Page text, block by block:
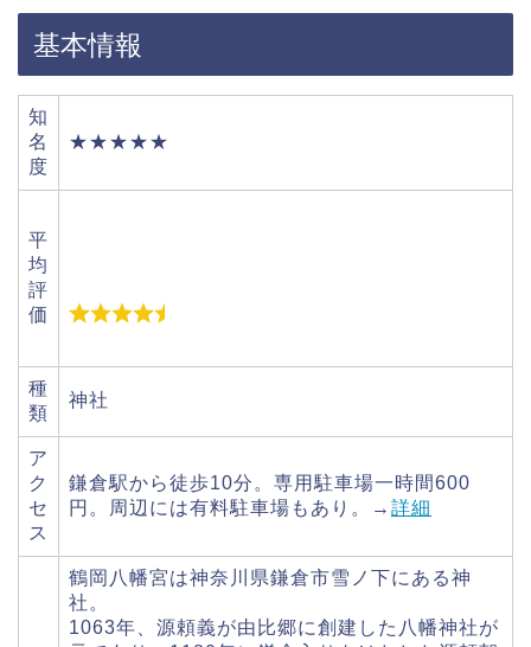
基本情報
知
名
度
★★★★★
平
均
評
価
種
類
神社
ア
ク
セ
ス
鎌倉駅から徒歩10分。専用駐車場一時間600
円。周辺には有料駐車場もあり。→ 詳細
鶴岡八幡宮は神奈川県鎌倉市雪ノ下にある神
社。
1063年、源頼義が由比郷に創建した八幡神社が